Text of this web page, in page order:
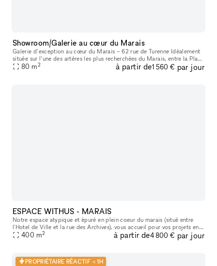
Showroom/Galerie au cœur du Marais
Galerie d’exception au cœur du Marais – 62 rue de Turenne Idéalement
située sur l’une des artères les plus recherchées du Marais, entre la Place
des Vosges et la rue de Bretagne, la galerie bénéficie
80 m2 à partir de1 560 € par jour
ESPACE WITHUS - MARAIS
Notre espace atypique et épuré en plein coeur du marais (situé entre
l'Hotel de Ville et la rue des Archives), vous accueil pour vos projets en
tout genre : Shooting/tournage , défilé , showroom , pr
400 m2 à partir de4 800 € par jour
PROPRIÉTAIRE RÉACTIF < 1H